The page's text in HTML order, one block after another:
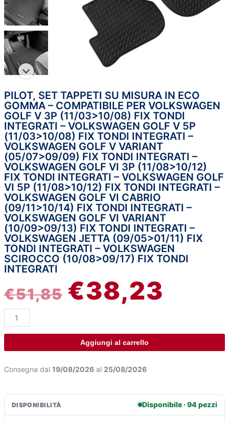
PILOT, SET TAPPETI SU MISURA IN ECO
GOMMA – COMPATIBILE PER VOLKSWAGEN
GOLF V 3P (11/03>10/08) FIX TONDI
INTEGRATI – VOLKSWAGEN GOLF V 5P
(11/03>10/08) FIX TONDI INTEGRATI –
VOLKSWAGEN GOLF V VARIANT
(05/07>09/09) FIX TONDI INTEGRATI –
VOLKSWAGEN GOLF VI 3P (11/08>10/12)
FIX TONDI INTEGRATI – VOLKSWAGEN GOLF
VI 5P (11/08>10/12) FIX TONDI INTEGRATI –
VOLKSWAGEN GOLF VI CABRIO
(09/11>10/14) FIX TONDI INTEGRATI –
VOLKSWAGEN GOLF VI VARIANT
(10/09>09/13) FIX TONDI INTEGRATI –
VOLKSWAGEN JETTA (09/05>01/11) FIX
TONDI INTEGRATI – VOLKSWAGEN
SCIROCCO (10/08>09/17) FIX TONDI
INTEGRATI
€51,85
IL
PREZZO
ORIGINALE
ERA:
€51,85.
€38,23
IL
È:
Pilot,
set
tappeti
su
misura
in
eco
gomma
-
compatibile
per
Volkswagen
Golf
V
3p
(11/03>10/08)
tondi
integrati
V
5p
tondi
Aggiungi al carrello
Consegna dal 19/08/2026al 25/08/2026
DISPONIBILITÀ Disponibile · 94 pezzi